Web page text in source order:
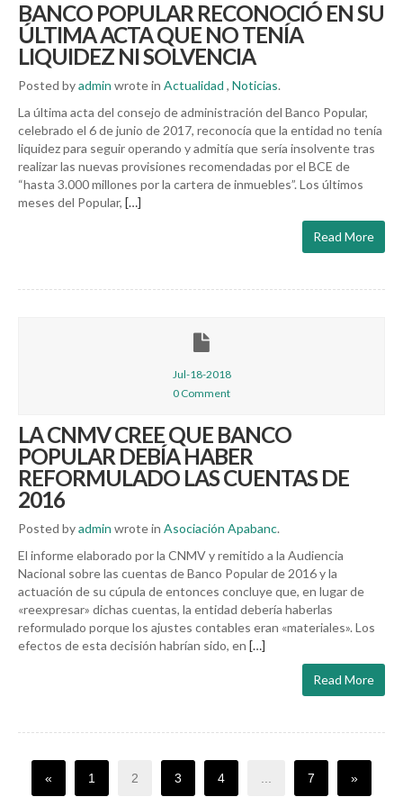
BANCO POPULAR RECONOCIÓ EN SU
ÚLTIMA ACTA QUE NO TENÍA
LIQUIDEZ NI SOLVENCIA
Posted byadmin wrote in Actualidad , Noticias.
La última acta del consejo de administración del Banco Popular,
celebrado el 6 de junio de 2017, reconocía que la entidad no tenía
liquidez para seguir operando y admitía que sería insolvente tras
realizar las nuevas provisiones recomendadas por el BCE de
“hasta 3.000 millones por la cartera de inmuebles”. Los últimos
meses del Popular, […]
Read More
Jul-18-2018
0 Comment
LA CNMV CREE QUE BANCO
POPULAR DEBÍA HABER
REFORMULADO LAS CUENTAS DE
2016
Posted byadmin wrote in Asociación Apabanc.
El informe elaborado por la CNMV y remitido a la Audiencia
Nacional sobre las cuentas de Banco Popular de 2016 y la
actuación de su cúpula de entonces concluye que, en lugar de
«reexpresar» dichas cuentas, la entidad debería haberlas
reformulado porque los ajustes contables eran «materiales». Los
efectos de esta decisión habrían sido, en […]
Read More
« 1 2 3 4 7 »